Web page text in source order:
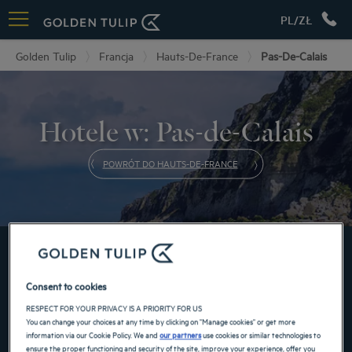
PL/ZŁ
Golden Tulip Francja Hauts-De-France Pas-De-Calais
Hotele w: Pas-de-Calais
POWRÓT DO HAUTS-DE-FRANCE
JUŻ TERAZ DOKONAJ REZERWACJI W NASZYCH
HOTELACH GOLDEN TULIP
Consent to cookies
RESPECT FOR YOUR PRIVACY IS A PRIORITY FOR US
You can change your choices at any time by clicking on "Manage cookies" or get more
information via our Cookie Policy. We andour partnersuse cookies or similar technologies to
ensure the proper functioning and security of the site, improve your experience, offer you